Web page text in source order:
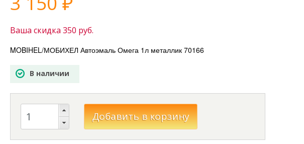
₽
Ваша скидка 350 руб.
MOBIHEL/МОБИХЕЛ Автоэмаль Омега 1л металлик 70166
В наличии